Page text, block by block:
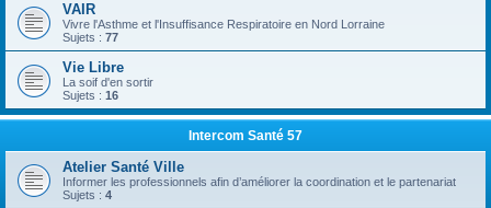
VAIR
Vivre l'Asthme et l'Insuffisance Respiratoire en Nord Lorraine
Sujets : 77
Vie Libre
La soif d'en sortir
Sujets : 16
Intercom Santé 57
Atelier Santé Ville
Informer les professionnels afin d’améliorer la coordination et le partenariat
Sujets : 4